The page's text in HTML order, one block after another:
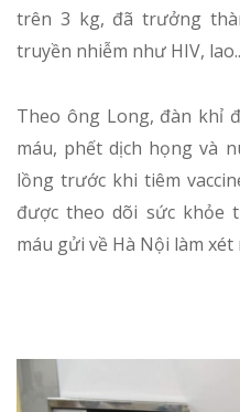
trên 3 kg, đã trưởng
truyền nhiễm như HIV,
Theo ông Long, đàn khỉ
máu, phết dịch họng và
lồng trước khi tiêm
được theo dõi sức khỏe
máu gửi về Hà Nội làm xét